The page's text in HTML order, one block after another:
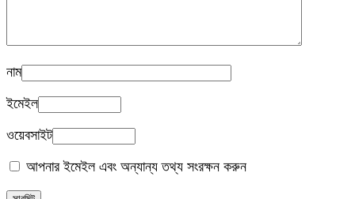
নাম
ইমেইল
ওয়েবসাইট
আপনার ইমেইল এবং অন্যান্য তথ্য সংরক্ষন করুন